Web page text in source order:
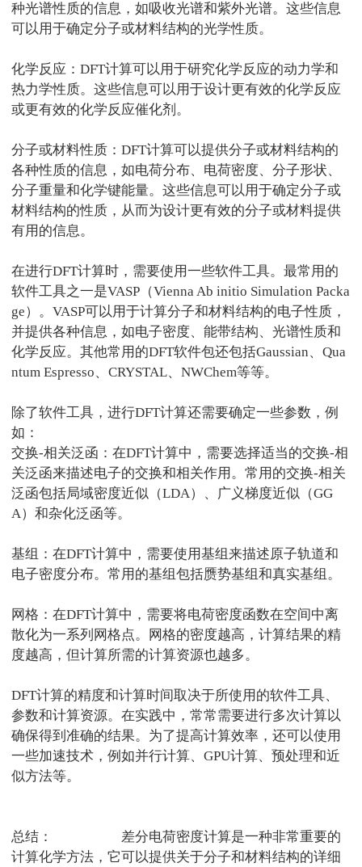
种光谱性质的信息，如吸收光谱和紫外光谱。这些信息
可以用于确定分子或材料结构的光学性质。
化学反应：DFT计算可以用于研究化学反应的动力学和
热力学性质。这些信息可以用于设计更有效的化学反应
或更有效的化学反应催化剂。
分子或材料性质：DFT计算可以提供分子或材料结构的
各种性质的信息，如电荷分布、电荷密度、分子形状、
分子重量和化学键能量。这些信息可以用于确定分子或
材料结构的性质，从而为设计更有效的分子或材料提供
有用的信息。
在进行DFT计算时，需要使用一些软件工具。最常用的
软件工具之一是VASP （Vienna Ab initio Simulation Packa
ge）。VASP可以用于计算分子和材料结构的电子性质，
并提供各种信息，如电子密度、能带结构、光谱性质和
化学反应。其他常用的DFT软件包还包括Gaussian、Qua
ntum Espresso、CRYSTAL、NWChem等等。
除了软件工具，进行DFT计算还需要确定一些参数，例
如：
交换-相关泛函：在DFT计算中，需要选择适当的交换-相
关泛函来描述电子的交换和相关作用。常用的交换-相关
泛函包括局域密度近似（LDA）、广义梯度近似（GG
A）和杂化泛函等。
基组：在DFT计算中，需要使用基组来描述原子轨道和
电子密度分布。常用的基组包括赝势基组和真实基组。
网格：在DFT计算中，需要将电荷密度函数在空间中离
散化为一系列网格点。网格的密度越高，计算结果的精
度越高，但计算所需的计算资源也越多。
DFT计算的精度和计算时间取决于所使用的软件工具、
参数和计算资源。在实践中，常常需要进行多次计算以
确保得到准确的结果。为了提高计算效率，还可以使用
一些加速技术，例如并行计算、GPU计算、预处理和近
似方法等。
总结：
差分电荷密度计算是一种非常重要的
计算化学方法，它可以提供关于分子和材料结构的详细